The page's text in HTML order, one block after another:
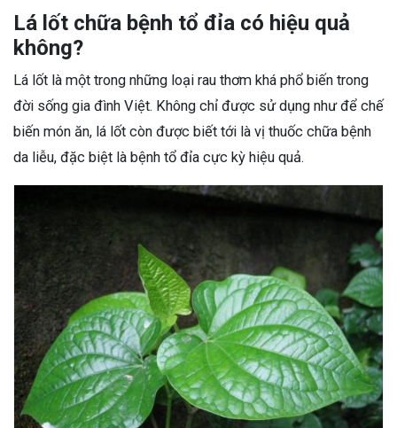
Lá lốt chữa bệnh tổ đỉa có hiệu quả
không?
Lá lốt là một trong những loại rau thơm khá phổ biến trong
đời sống gia đình Việt. Không chỉ được sử dụng như để chế
biến món ăn, lá lốt còn được biết tới là vị thuốc chữa bệnh
da liễu, đặc biệt là bệnh tổ đỉa cực kỳ hiệu quả.